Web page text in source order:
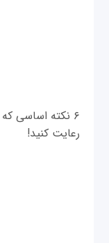
۶ نکته اساسی
رعایت کنید!